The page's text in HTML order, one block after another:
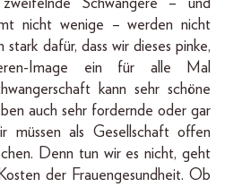
Schwangere – und
nicht wenige – werden nicht
stark dafür, dass wir dieses pinke,
Image ein für alle Mal
kann sehr schöne
auch sehr fordernde oder gar
müssen als Gesellschaft offen
Denn tun wir es nicht, geht
der Frauengesundheit. Ob